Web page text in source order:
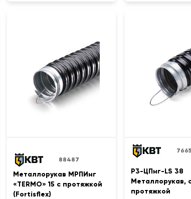
88487
Металлорукав МРПИнг
«TERMO» 15 с протяжкой
(Fortisflex)
Р3-ЦПнг-LS 38
Металлорукав,
протяжкой